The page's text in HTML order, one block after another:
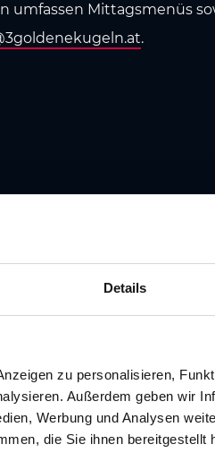
Details
zu personalisieren,
Außerdem geben wir
Werbung und Analysen
die Sie ihnen
Mittagsmenüs
.